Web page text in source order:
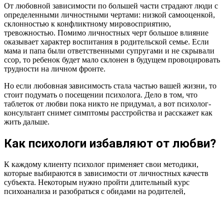
От любовной зависимости по большей части страдают люди с
определенными личностными чертами: низкой самооценкой,
склонностью к конфликтному мировосприятию,
тревожностью. Помимо личностных черт большое влияние
оказывает характер воспитания в родительской семье. Если
мама и папа были ответственными супругами и не скрывали
ссор, то ребенок будет мало склонен в будущем провоцировать
трудности на личном фронте.
Но если любовная зависимость стала частью вашей жизни, то
стоит подумать о посещении психолога. Дело в том, что
таблеток от любви пока никто не придумал, а вот психолог-
консультант снимет симптомы расстройства и расскажет как
жить дальше.
Как психологи избавляют от любви?
К каждому клиенту психолог применяет свои методики,
которые выбираются в зависимости от личностных качеств
субъекта. Некоторым нужно пройти длительный курс
психоанализа и разобраться с обидами на родителей,